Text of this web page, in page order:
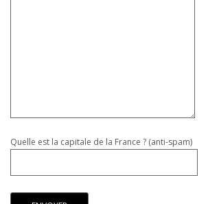
Quelle est la capitale de la France ? (anti-spam)